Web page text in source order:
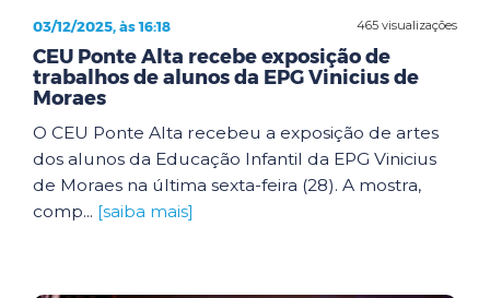
465 visualizações
03/12/2025, às 16:18
CEU Ponte Alta recebe exposição de
trabalhos de alunos da EPG Vinicius de
Moraes
O CEU Ponte Alta recebeu a exposição de artes
dos alunos da Educação Infantil da EPG Vinicius
de Moraes na última sexta-feira (28). A mostra,
comp... [saiba mais]